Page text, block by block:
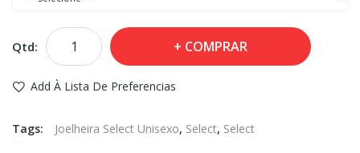
Qtd: COMPRAR
Add À Lista De Preferencias
Tags: Joelheira Select Unisexo, Select, Select